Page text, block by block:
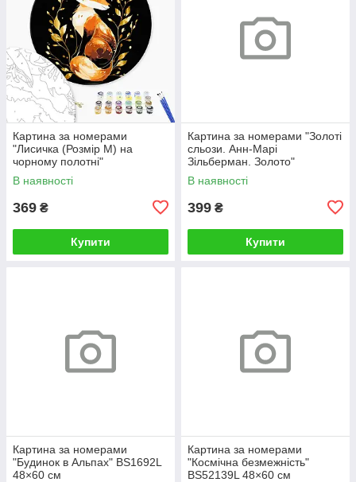
Картина за номерами
"Лисичка (Розмір М) на
чорному полотні"
RCB00126М 30
В наявності
369 ₴
Купити
Картина за номерами "Золоті
сльози. Анн-Марі
Зільберман. Золото"
BS52812L 48×60 см
В наявності
399 ₴
Купити
Картина за номерами
"Будинок в Альпах" BS1692L
48×60 см
Картина за номерами
"Космічна безмежність"
BS52139L 48×60 см